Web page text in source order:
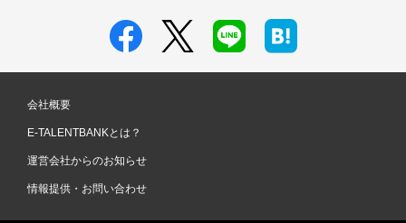
会社概要
E-TALENTBANKとは？
運営会社からのお知らせ
情報提供・お問い合わせ